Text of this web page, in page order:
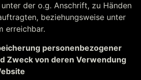
der o.g. Anschrift, zu Händen
beziehungsweise unter
erreichbar.
personenbezogener
Zweck von deren Verwendung